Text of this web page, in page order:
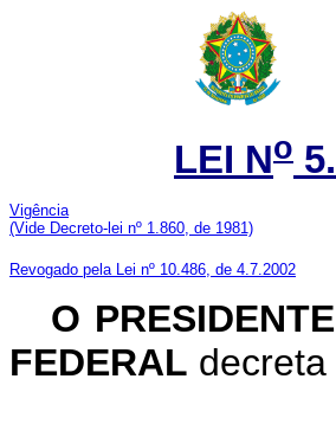
LEI No
Vigência
(Vide Decreto-lei nº 1.860, de 1981)
Revogado pela Lei nº 10.486, de 4.7.2002
O
FEDERAL